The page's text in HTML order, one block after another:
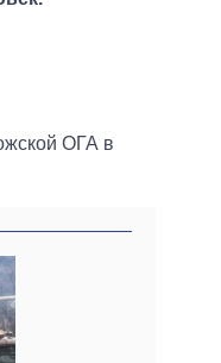
ОГА в